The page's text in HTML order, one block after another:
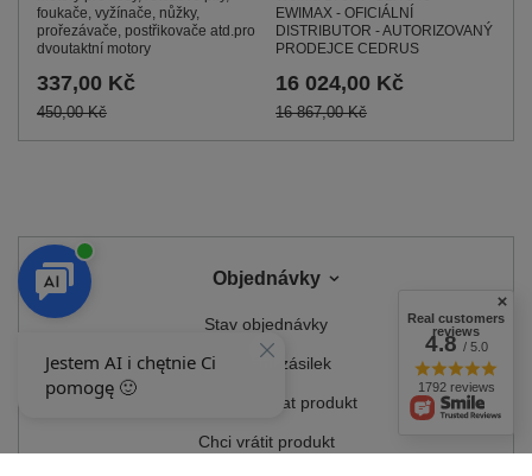
foukače, vyžínače, nůžky,
prořezávače, postřikovače atd.pro
dvoutaktní motory
337,00 Kč
450,00 Kč
EWIMAX - OFICIÁLNÍ
DISTRIBUTOR - AUTORIZOVANÝ
PRODEJCE CEDRUS
16 024,00 Kč
16 867,00 Kč
Objednávky
Stav objednávky
Sledování zásilek
Chci reklamovat produkt
Chci vrátit produkt
Real customers
reviews
4.8/ 5.0
1792 reviews